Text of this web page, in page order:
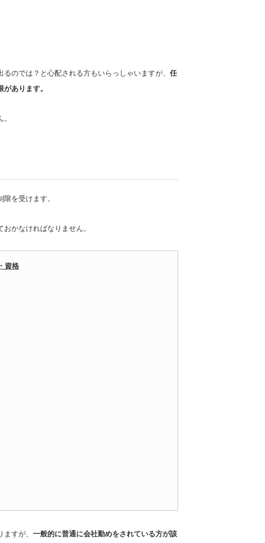
のでは？と心配される方もいらっしゃいますが、 任
あります。
を受けます。
かなければなりません。
資格
すが、 一般的に普通に会社勤めをされている方が該